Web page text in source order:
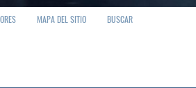
MAPA DEL SITIO BUSCAR